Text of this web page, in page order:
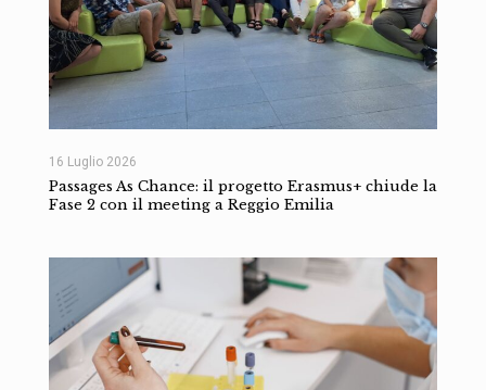
16 Luglio 2026
Passages As Chance: il progetto Erasmus+ chiude la
Fase 2 con il meeting a Reggio Emilia